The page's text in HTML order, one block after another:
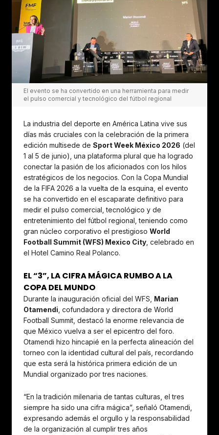
El evento se ha convertido en una herramienta para medir
el pulso comercial y tecnológico del fútbol regional
La industria del deporte en América Latina vive sus
días más cruciales con la celebración de la primera
edición multisede de Sport Week México 2026 (del
1 al 5 de junio), una plataforma plural que ha logrado
conectar la pasión de los aficionados con los hilos
estratégicos de los negocios. Con la Copa Mundial
de la FIFA 2026 a la vuelta de la esquina, el evento
se ha convertido en el escaparate definitivo para
medir el pulso comercial, tecnológico y de
entretenimiento del fútbol regional, teniendo como
gran núcleo corporativo el prestigioso World
Football Summit (WFS) Mexico City, celebrado en
el Hotel Camino Real Polanco.
EL “3”, LA CIFRA MÁGICA RUMBO A LA
COPA DEL MUNDO
Durante la inauguración oficial del WFS, Marian
Otamendi, cofundadora y directora de World
Football Summit, destacó la enorme relevancia de
que México vuelva a ser el epicentro del foro.
Otamendi hizo hincapié en la perfecta alineación del
torneo con la identidad cultural del país, recordando
que esta será la histórica primera edición de un
Mundial organizado por tres naciones.
“En la tradición milenaria de tantas culturas, el tres
siempre ha sido una cifra mágica”, señaló Otamendi,
expresando además el orgullo y la responsabilidad
de la organización al cumplir tres años